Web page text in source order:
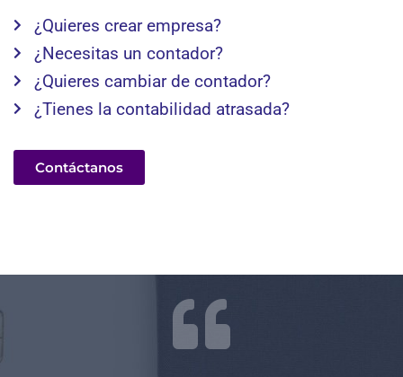
¿Quieres crear empresa?
¿Necesitas un contador?
¿Quieres cambiar de contador?
¿Tienes la contabilidad atrasada?
Contáctanos